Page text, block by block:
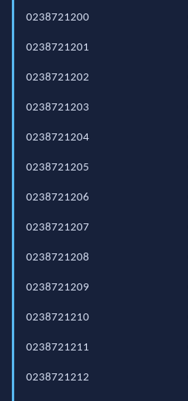
0238721200
0238721201
0238721202
0238721203
0238721204
0238721205
0238721206
0238721207
0238721208
0238721209
0238721210
0238721211
0238721212